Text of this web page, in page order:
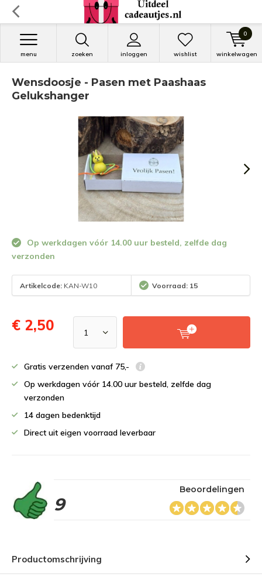
zoeken inloggen
menu wishlist winkelwagen
0
Wensdoosje - Pasen met Paashaas
Gelukshanger
Op werkdagen vóór 14.00 uur besteld, zelfde dag
verzonden
Artikelcode: KAN-W10 Voorraad: 15
€ 2,50
Gratis verzenden vanaf 75,-
Op werkdagen vóór 14.00 uur besteld, zelfde dag
verzonden
14 dagen bedenktijd
Direct uit eigen voorraad leverbaar
9
Beoordelingen
Productomschrijving